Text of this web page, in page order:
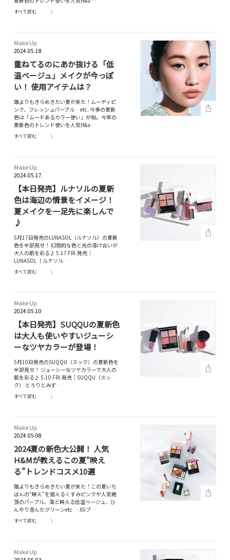
すべて読む
Make Up
2024.05.18
重ねてるのにあか抜ける「低
温ベージュ」メイクが今っぽ
い！ 使用アイテムは？
誰よりもきらめきたい夏が来た！ムーディピ
ンク、フレッシュパープル…etc. 今季の夏新
色は「ムードあるカラー使い」が旬。今年の
夏新色のトレンド使いを人気H&a…
すべて読む
Make Up
2024.05.17
【本日発売】ルナソルの夏新
色は海辺の情景をイメージ！
夏メイクを一足先に楽しんで
♪
5月17日発売のLUNASOL（ルナソル）の夏新
色を全部見せ！ 幻想的な色と光の溶け合いが
大人の肌を彩る♪ 5.17 FRI.発売｜
LUNASOL（ ルナソル…
すべて読む
Make Up
2024.05.10
【本日発売】SUQQUの夏新色
は大人も使いやすいジューシ
ーなツヤカラーが登場！
5月10日発売のSUQQU（スック）の夏新色を
全部見せ！ ジューシーなツヤカラーで大人の
肌を彩る♪ 5.10 FRI.発売｜SUQQU（スッ
ク） とろりとみず…
すべて読む
Make Up
2024.05.08
2024夏の新色大公開！ 人気
H&Mが教えるこの夏“映え
る”トレンドコスメ10選
誰よりもきらめきたい夏が来た！この夏いち
ばんの“映え”を狙えるくすみピンクや人気絶
頂のパープル、凛と映える低温ベージュ、ひ
んやり澄んだグリーンetc….65ブ…
すべて読む
Make Up